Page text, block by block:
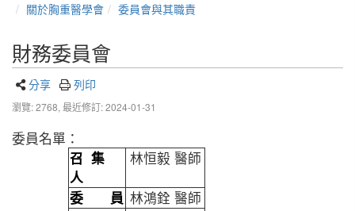
關於胸重醫學會
委員會與其職責
財務委員會
分享 列印
瀏覽: 2768, 最近修訂: 2024-01-31
委員名單：
召 集
人
林恒毅 醫師
委 員 林鴻銓 醫師